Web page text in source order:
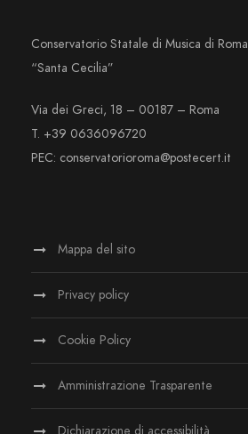
Conservatorio Statale di Musica di Roma
“Santa Cecilia”
Via dei Greci, 18 – 00187 – Roma
T. +39 0636096720
PEC: conservatorioroma@postecert.it
Mappa del sito
Privacy policy
Cookie Policy
Amministrazione Trasparente
Dichiarazione di accessibilità